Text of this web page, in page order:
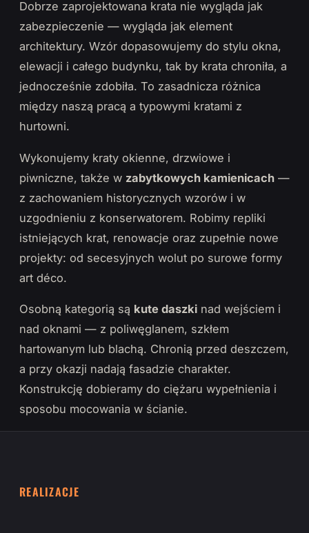
Dobrze zaprojektowana krata nie wygląda jak
zabezpieczenie — wygląda jak element
architektury. Wzór dopasowujemy do stylu okna,
elewacji i całego budynku, tak by krata chroniła, a
jednocześnie zdobiła. To zasadnicza różnica
między naszą pracą a typowymi kratami z
hurtowni.
Wykonujemy kraty okienne, drzwiowe i
piwniczne, także w zabytkowych kamienicach —
z zachowaniem historycznych wzorów i w
uzgodnieniu z konserwatorem. Robimy repliki
istniejących krat, renowacje oraz zupełnie nowe
projekty: od secesyjnych wolut po surowe formy
art déco.
Osobną kategorią są kute daszki nad wejściem i
nad oknami — z poliwęglanem, szkłem
hartowanym lub blachą. Chronią przed deszczem,
a przy okazji nadają fasadzie charakter.
Konstrukcję dobieramy do ciężaru wypełnienia i
sposobu mocowania w ścianie.
REALIZACJE